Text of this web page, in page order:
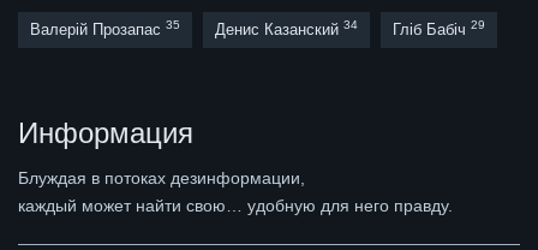
Валерій Прозапас 35 Денис Казанский 34 Гліб Бабіч 29
Информация
Блуждая в потоках дезинформации,
каждый может найти свою… удобную для него правду.